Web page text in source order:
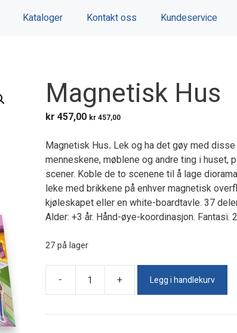
Kataloger Kontakt oss Kundeservice
Magnetisk Hus
kr 457,00 kr457,00
Magnetisk Hus. Lek og ha det gøy med
menneskene, møblene og andre ting i huset,
scener. Koble de to scenene til å lage
leke med brikkene på enhver magnetisk
kjøleskapet eller en white-boardtavle. 37
Alder: +3 år. Hånd-øye-koordinasjon. Fantasi.
27 på lager
-
antall
+ Legg i handlekurv